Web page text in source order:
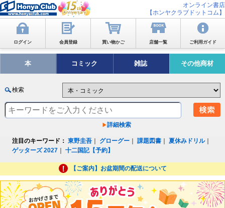
オンライン書店
【ホンヤクラブドットコム】
ログイン 会員登録 買い物かご 店舗一覧 ご利用ガイド
本 コミック 雑誌 その他商材
検索
詳細検索
注目のキーワード： 東野圭吾 グローグー ｜課題図書 ｜夏休みドリル｜
ゲッターズ 2027 ｜十二国記【予約】
【ご案内】お盆期間の配送について